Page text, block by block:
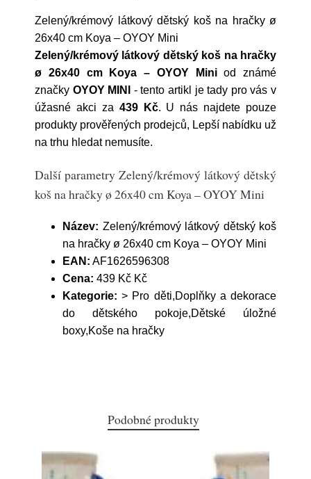
Zelený/krémový látkový dětský koš na hračky ø
26x40 cm Koya – OYOY Mini
Zelený/krémový látkový dětský koš na hračky
ø 26x40 cm Koya – OYOY Miniod známé
značky OYOY MINI
- tento artikl je tady pro vás v
úžasné akci za 439 Kč. U nás najdete pouze
produkty prověřených prodejců, Lepší nabídku už
na trhu hledat nemusíte.
Další parametry Zelený/krémový látkový dětský
koš na hračky ø 26x40 cm Koya – OYOY Mini
Název: Zelený/krémový látkový dětský koš
na hračky ø 26x40 cm Koya – OYOY Mini
EAN: AF1626596308
Cena: 439 Kč Kč
Kategorie: > Pro děti,Doplňky a dekorace
do dětského pokoje,Dětské úložné
boxy,Koše na hračky
Podobné produkty